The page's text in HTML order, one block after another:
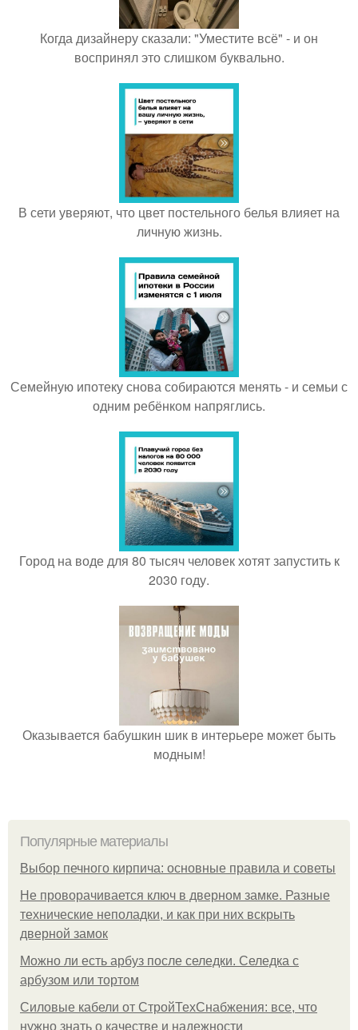
Когда дизайнеру сказали: "Уместите всё" - и он
воспринял это слишком буквально.
В сети уверяют, что цвет постельного белья влияет на
личную жизнь.
Семейную ипотеку снова собираются менять - и семьи с
одним ребёнком напряглись.
Город на воде для 80 тысяч человек хотят запустить к
2030 году.
Оказывается бабушкин шик в интерьере может быть
модным!
Популярные материалы
Выбор печного кирпича: основные правила и советы
Не проворачивается ключ в дверном замке. Разные
технические неполадки, и как при них вскрыть
дверной замок
Можно ли есть арбуз после селедки. Селедка с
арбузом или тортом
Силовые кабели от СтройТехСнабжения: все, что
нужно знать о качестве и надежности